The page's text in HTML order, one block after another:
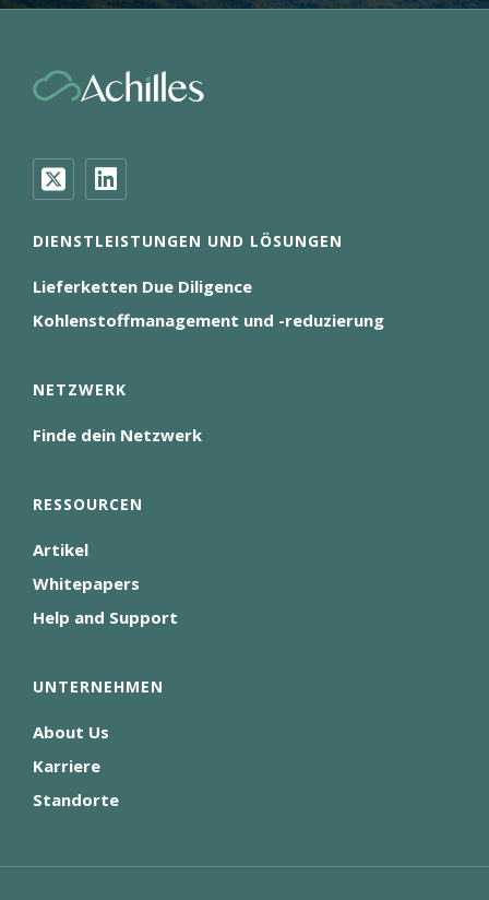
DIENSTLEISTUNGEN UND LÖSUNGEN
Lieferketten Due Diligence
Kohlenstoffmanagement und -reduzierung
NETZWERK
Finde dein Netzwerk
RESSOURCEN
Artikel
Whitepapers
Help and Support
UNTERNEHMEN
About Us
Karriere
Standorte